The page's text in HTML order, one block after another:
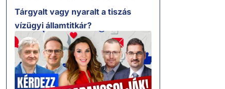
Tárgyalt vagy nyaralt a tiszás
vízügyi államtitkár?